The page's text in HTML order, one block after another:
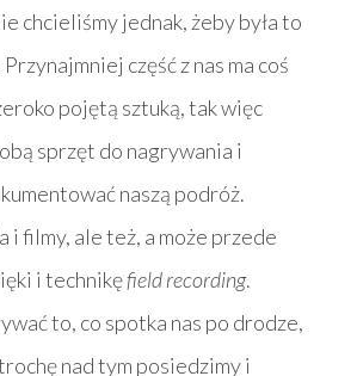
chcieliśmy jednak, żeby była to
część z nas ma coś
pojętą sztuką, tak więc
sprzęt do nagrywania i
naszą podróż.
i filmy, ale też, a może przede
i technikęfield recording.
to, co spotka nas po drodze,
nad tym posiedzimy i